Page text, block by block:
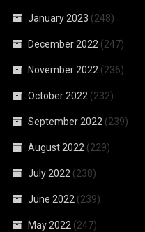
January 2023 (248)
December 2022 (247)
November 2022 (236)
October 2022 (232)
September 2022 (239)
August 2022 (229)
July 2022 (238)
June 2022 (239)
May 2022 (247)